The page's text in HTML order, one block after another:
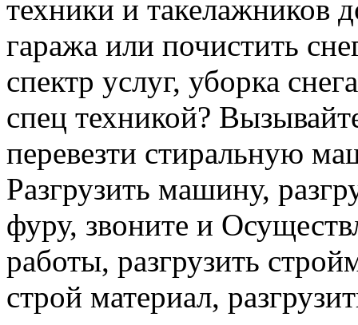
техники и такелажников
гаража или почистить
спектр услуг, уборка
спец техникой?
перевезти стиральную
Разгрузить машину,
фуру, звоните и
работы, разгрузить
строй материал,